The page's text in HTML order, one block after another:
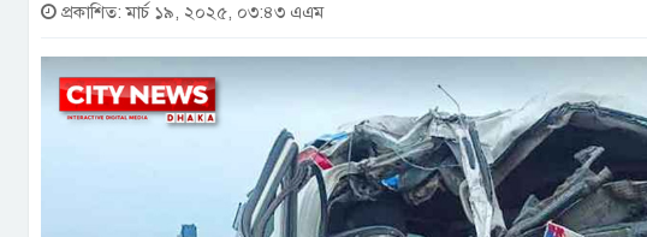
প্রকাশিত: মার্চ ১৯, ২০২৫, ০৩:৪৩ এএম